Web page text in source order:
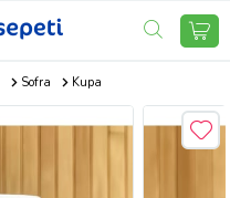
Sofra Kupa